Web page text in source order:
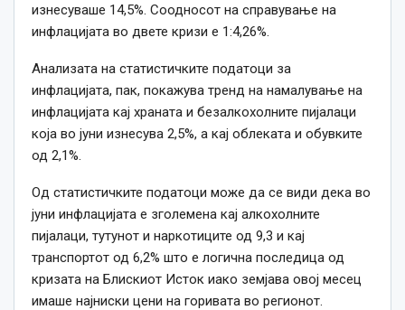
изнесуваше 14,5%. Соодносот на справување на
инфлацијата во двете кризи е 1:4,26%.
Анализата на статистичките податоци за
инфлацијата, пак, покажува тренд на намалување на
инфлацијата кај храната и безалкохолните пијалаци
која во јуни изнесува 2,5%, а кај облеката и обувките
од 2,1%.
Од статистичките податоци може да се види дека во
јуни инфлацијата е зголемена кај алкохолните
пијалаци, тутунот и наркотиците од 9,3 и кај
транспортот од 6,2% што е логична последица од
кризата на Блискиот Исток иако земјава овој месец
имаше најниски цени на горивата во регионот.